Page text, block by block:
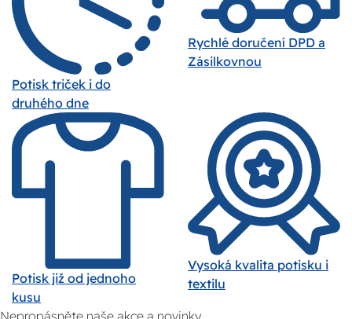
Potisk triček i do
druhého dne
Rychlé doručení DPD a
Zásilkovnou
Potisk již od jednoho
kusu
Vysoká kvalita potisku i
textilu
Nepropásněte naše akce a novinky